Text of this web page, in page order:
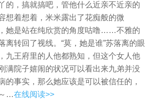
，搞就搞吧，管他什么近亲不近亲的
想着想着，米米露出了花痴般的微
她是站在纯欣赏的角度咕噜……不雅的
离转回了视线。“莫，她是谁”苏落离的眼
九王府里的人他都熟知，但这个女人他
满院子嬉闹的状况可以看出来九弟并没
的事实，那么她应该是可以被信任的，
…在线阅读>>